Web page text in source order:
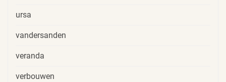
ursa
vandersanden
veranda
verbouwen